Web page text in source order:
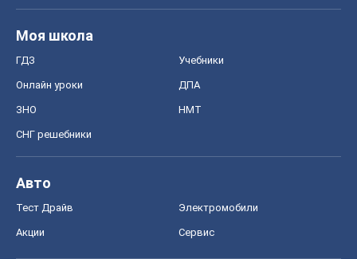
Моя школа
ГДЗ Учебники
Онлайн уроки ДПА
ЗНО НМТ
СНГ решебники
Авто
Тест Драйв Электромобили
Акции Сервис